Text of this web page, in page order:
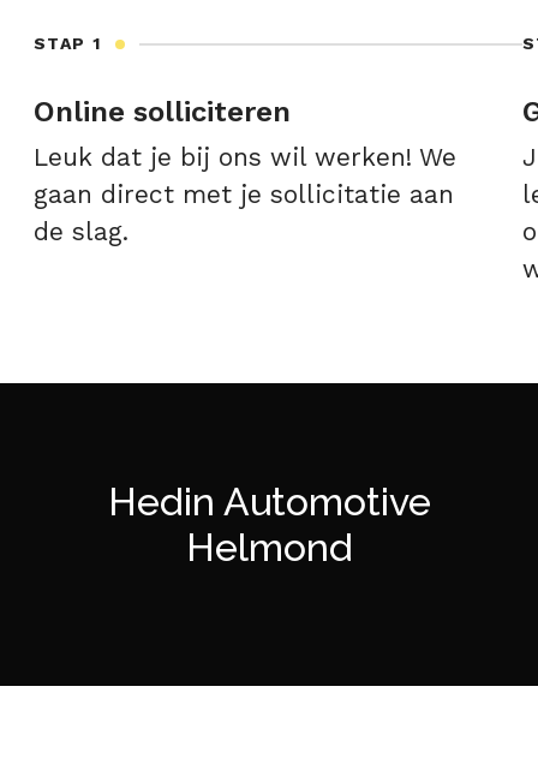
STAP 1
Online solliciteren
Leuk dat je bij ons wil werken! We
gaan direct met je sollicitatie aan
de slag.
Hedin Automotive
Helmond